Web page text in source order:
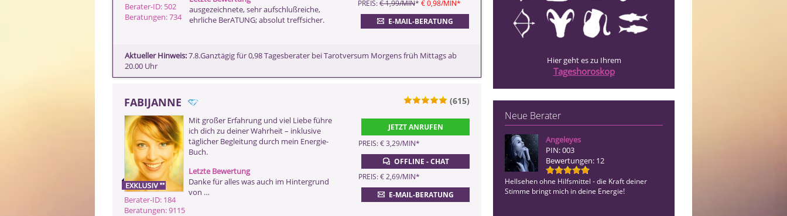
Hier geht es zu Ihrem
Tageshoroskop
Neue Berater
Angeleyes
PIN: 003
Bewertungen: 12
Hellsehen ohne Hilfsmittel - die Kraft deiner
Stimme bringt mich in deine Energie!
Berater-ID: 502
Beratungen: 734
PREIS:€ 1,99/MIN* € 0,98/MIN*
E-MAIL-BERATUNG
CHF pro Minute)
ZURÜCK
ausgezeichnete, sehr aufschlußreiche,
ehrliche BerATUNG; absolut treffsicher.
Aktueller Hinweis:7.8.Ganztägig für 0,98 Tagesberater bei Tarotversum Morgens früh Mittags ab
20.00 Uhr
FABIJANNE (615)
Berater-ID: 184
Beratungen: 9115
JETZT ANRUFEN
PREIS: € 3,29/MIN*
OFFLINE - CHAT
PREIS: € 2,69/MIN*
E-MAIL-BERATUNG
ZURÜCK
Mit großer Erfahrung und viel Liebe führe
ich dich zu deiner Wahrheit – inklusive
täglicher Begleitung durch mein Energie-
Buch.
Letzte Bewertung
Danke für alles was auch im Hintergrund
von …